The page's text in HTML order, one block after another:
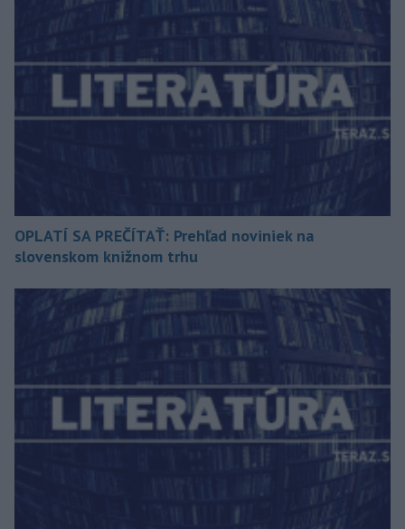
OPLATÍ SA PREČÍTAŤ: Prehľad noviniek na
slovenskom knižnom trhu